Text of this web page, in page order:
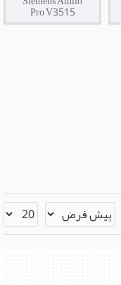
Pro V3515